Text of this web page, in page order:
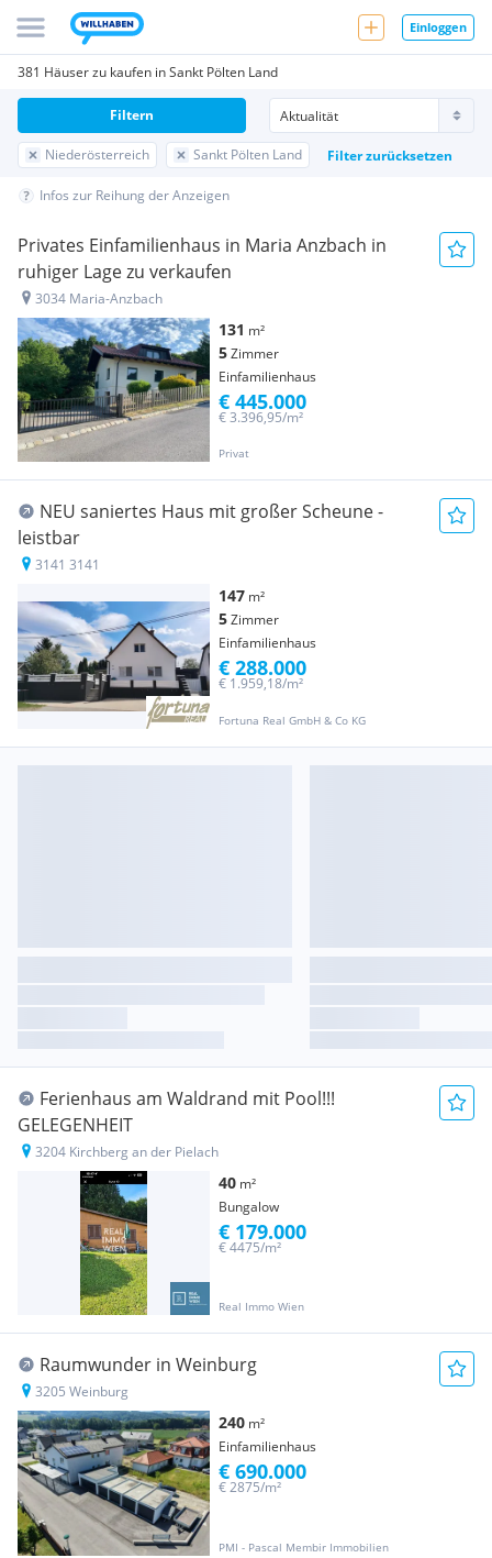
Einloggen
381 Häuser zu kaufen in Sankt Pölten Land
Niederösterreich Sankt Pölten Land Filter zurücksetzen
Filtern
Infos zur Reihung der Anzeigen
Privates Einfamilienhaus in Maria Anzbach in
ruhiger Lage zu verkaufen
3034 Maria-Anzbach
131 m²
5Zimmer
Einfamilienhaus
Privat
€ 3.396,95/m²
€ 445.000
NEU saniertes Haus mit großer Scheune -
leistbar
3141 3141
147 m²
5Zimmer
Einfamilienhaus
Fortuna Real GmbH & Co KG
€ 1.959,18/m²
€ 288.000
Ferienhaus am Waldrand mit Pool!!!
GELEGENHEIT
3204 Kirchberg an der Pielach
40 m²
Bungalow
Real Immo Wien
€ 4475/m²
€ 179.000
Raumwunder in Weinburg
3205 Weinburg
240 m²
Einfamilienhaus
PMI - Pascal Membir Immobilien
€ 2875/m²
€ 690.000